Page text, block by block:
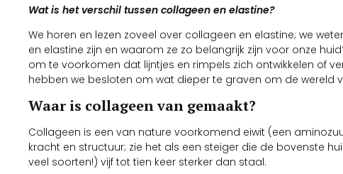
Wat is het verschil tussen collageen en elastine?
We horen en lezen zoveel over collageen en elastine; we
en elastine zijn en waarom ze zo belangrijk zijn voor onze
om te voorkomen dat lijntjes en rimpels zich ontwikkelen of
hebben we besloten om wat dieper te graven om de wereld
Waar is collageen van gemaakt?
Collageen is een van nature voorkomend eiwit (een
kracht en structuur; zie het als een steiger die de bovenste
veel soorten!) vijf tot tien keer sterker dan staal.